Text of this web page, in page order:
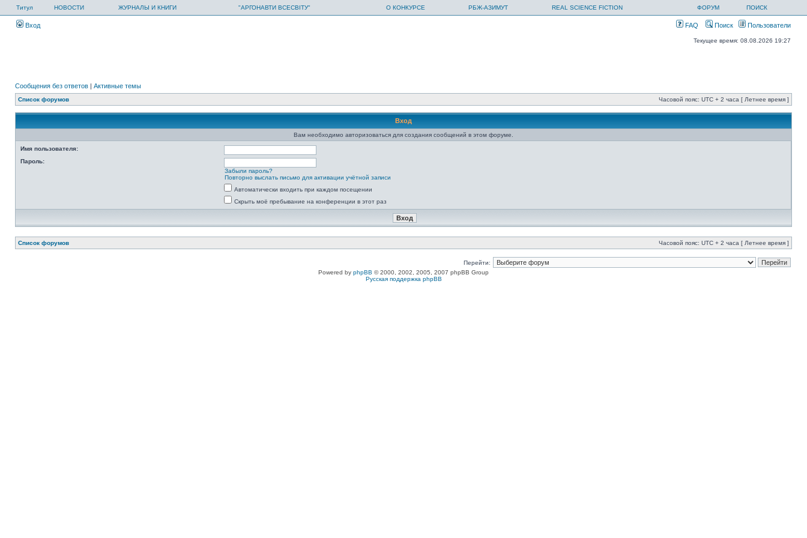
Титул НОВОСТИ ЖУРНАЛЫ И КНИГИ "АРГОНАВТИ ВСЕСВІТУ" О КОНКУРСЕ РБЖ-АЗИМУТ REAL SCIENCE FICTION ФОРУМ ПОИСК
Вход FAQ Поиск Пользователи
Текущее время: 08.08.2026 19:27
Сообщения без ответов | Активные темы
Список форумов Часовой пояс: UTC + 2 часа [ Летнее время ]
Вход
Вам необходимо авторизоваться для создания сообщений в этом форуме.
Имя пользователя:
Пароль:
Забыли пароль?
Повторно выслать письмо для активации учётной записи
Автоматически входить при каждом посещении
Скрыть моё пребывание на конференции в этот раз
Список форумов Часовой пояс: UTC + 2 часа [ Летнее время ]
Перейти:
Powered by phpBB © 2000, 2002, 2005, 2007 phpBB Group
Русская поддержка phpBB